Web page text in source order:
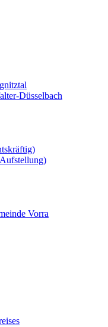
Düsselbach
Vorra